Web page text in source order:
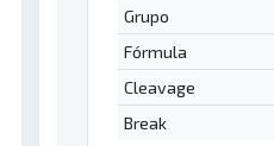
Grupo
Fórmula
Cleavage
Break